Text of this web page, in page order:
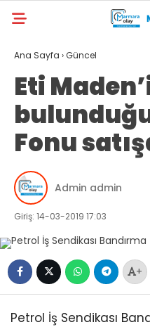
Ana Sayfa ›Güncel
Eti
Fonu
Admin admin
Giriş: 14-03-2019 17:03
+
Petrol İş Sendikası